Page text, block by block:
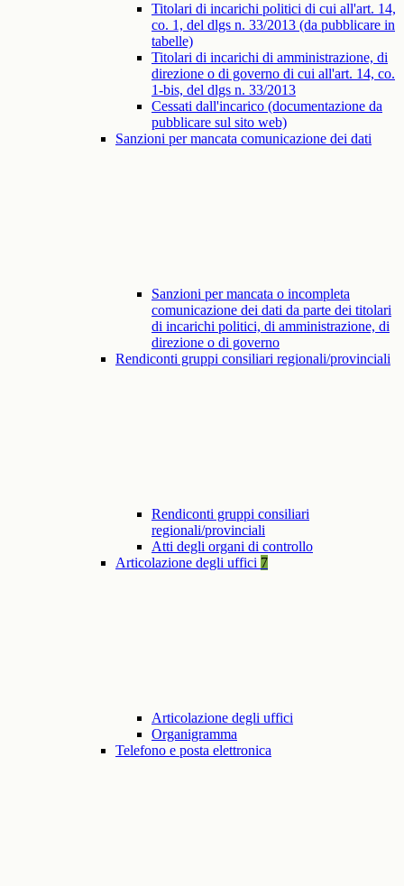
Titolari di incarichi politici di cui all'art. 14,
co. 1, del dlgs n. 33/2013 (da pubblicare in
tabelle)
Titolari di incarichi di amministrazione, di
direzione o di governo di cui all'art. 14, co.
1-bis, del dlgs n. 33/2013
Cessati dall'incarico (documentazione da
pubblicare sul sito web)
Sanzioni per mancata comunicazione dei dati
Sanzioni per mancata o incompleta
comunicazione dei dati da parte dei titolari
di incarichi politici, di amministrazione, di
direzione o di governo
Rendiconti gruppi consiliari regionali/provinciali
Rendiconti gruppi consiliari
regionali/provinciali
Atti degli organi di controllo
Articolazione degli uffici 7
Articolazione degli uffici
Organigramma
Telefono e posta elettronica